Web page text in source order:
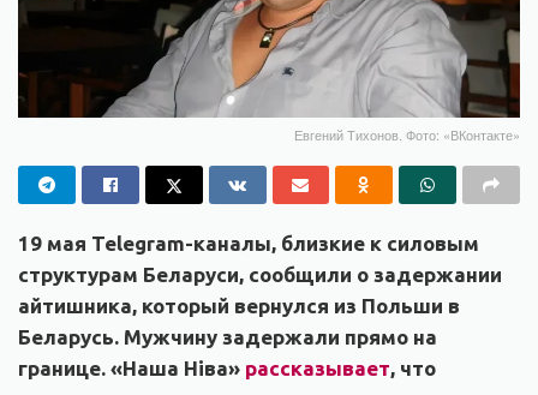
Евгений Тихонов. Фото: «ВКонтакте»
19 мая Telegram-каналы, близкие к силовым
структурам Беларуси, сообщили о задержании
айтишника, который вернулся из Польши в
Беларусь. Мужчину задержали прямо на
границе. «Наша Ніва» рассказывает, что